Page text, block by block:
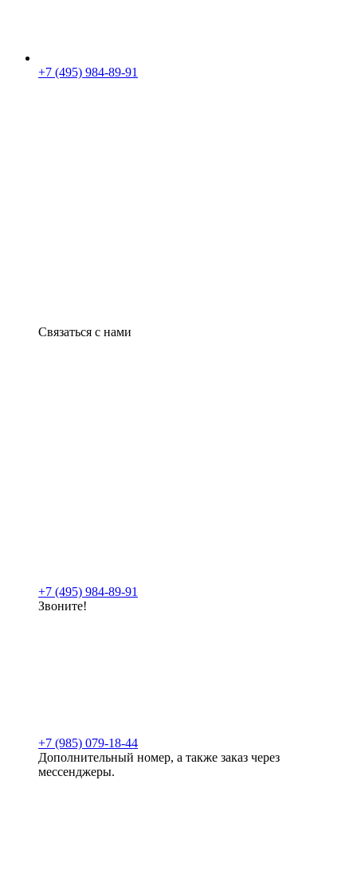
+7 (495) 984-89-91
Связаться с нами
+7 (495) 984-89-91
Звоните!
+7 (985) 079-18-44
Дополнительный номер, а также заказ через
мессенджеры.